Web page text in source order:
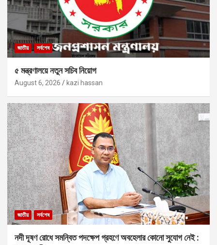
জাতীয় সর্বশেষ
৫ মন্ত্রণালয়ে নতুন সচিব নিয়োগ
August 6, 2026 kazi hassan
জাতীয় সর্বশেষ
নদী দূষণ রোধে সমন্বিত পদক্ষেপ গ্রহণে অবহেলার কোনো সুযোগ নেই :